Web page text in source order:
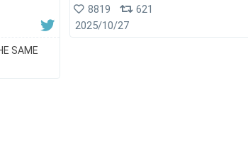
SAME
8819
621
2025/10/27